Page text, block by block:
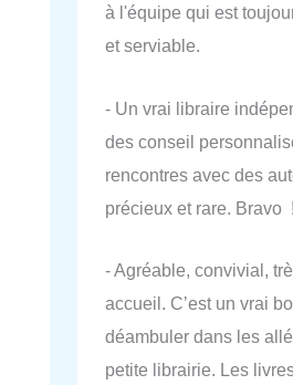
à l'équipe qui est
et serviable.
- Un vrai libraire
des conseil
rencontres avec des
précieux et rare. Bravo !
- Agréable, convivial,
accueil. C’est un vrai
déambuler dans les
petite librairie. Les